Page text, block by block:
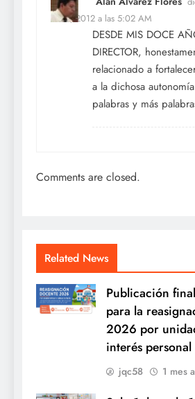
Dic 7, 2012 a las 5:02 AM
DESDE MIS DOCE
DIRECTOR,
relacionado a
a la dichosa
palabras y más
Comments are closed.
Related News
Publicación
para la
2026 por
interés personal
jqc58 1 mes